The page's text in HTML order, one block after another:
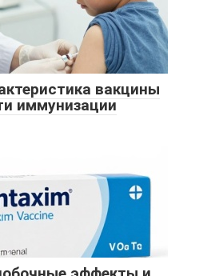
вакцины
иммунизации